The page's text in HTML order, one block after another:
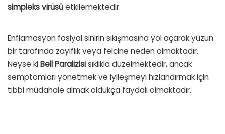
simpleksvirüsüetkilemektedir.
Enflamasyon fasiyal sinirin sıkışmasına yol açarak yüzün
bir tarafında zayıflık veya felcine neden olmaktadır.
Neyse kiBell Paralizisisıklıkla düzelmektedir, ancak
semptomları yönetmek ve iyileşmeyi hızlandırmak için
tıbbi müdahale almak oldukça faydalı olmaktadır.